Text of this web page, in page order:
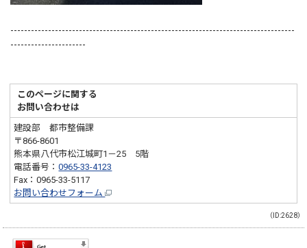
-----------------------------------------------------------------------------------
----------------------
このページに関する
お問い合わせは
建設部 都市整備課
〒866-8601
熊本県八代市松江城町1－25 5階
電話番号：0965-33-4123
Fax：0965-33-5117
お問い合わせフォーム
（ID:2628）